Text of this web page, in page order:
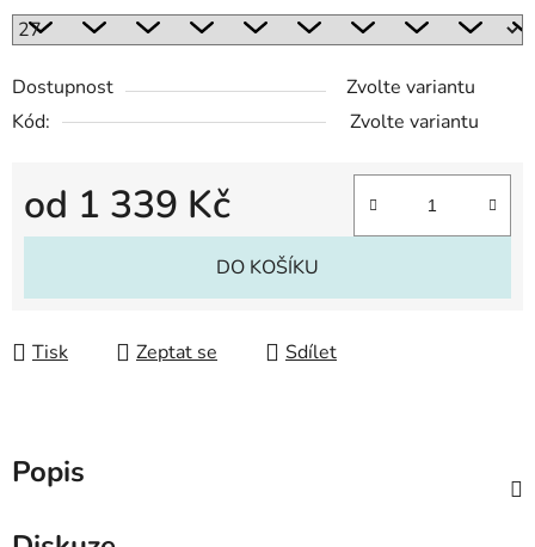
Dostupnost
Zvolte variantu
Kód:
Zvolte variantu
od 1 339 Kč
Měrná cena:
DO KOŠÍKU
Tisk Zeptat se Sdílet
Popis